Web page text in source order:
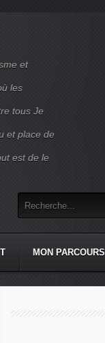
et
les
tous Je
et place de
est de le
MON PARCOURS